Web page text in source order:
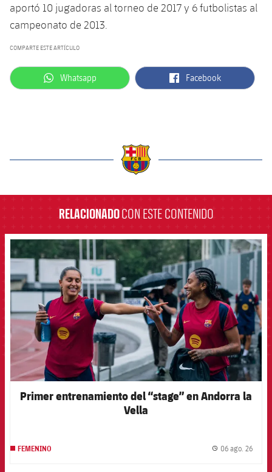
aportó 10 jugadoras al torneo de 2017 y 6 futbolistas al
campeonato de 2013.
COMPARTE ESTE ARTÍCULO
label.aria.whatsapp
Whatsapp label.aria.facebook
Facebook
RELACIONADOCON ESTE CONTENIDO
FCB Barcelona badge
Primer entrenamiento del “stage” en Andorra la
Vella
FEMENINO 06 ago. 26